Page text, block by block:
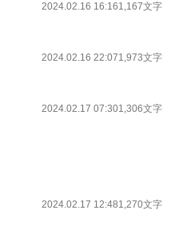
2024.02.16 16:161,167文字
2024.02.16 22:071,973文字
2024.02.17 07:301,306文字
2024.02.17 12:481,270文字